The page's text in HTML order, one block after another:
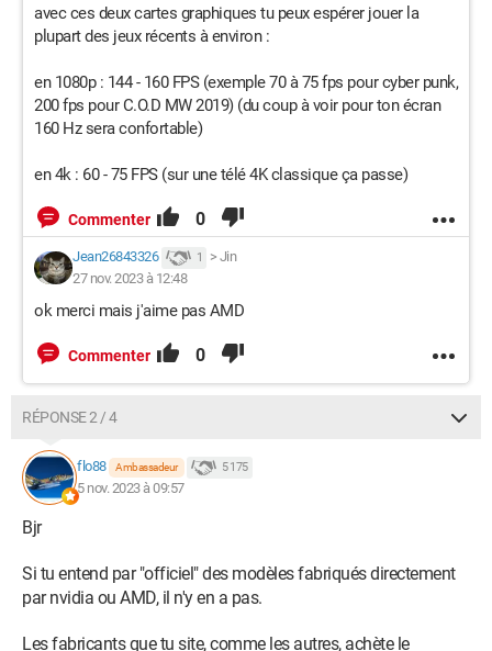
avec ces deux cartes graphiques tu peux espérer jouer la
plupart des jeux récents à environ :
en 1080p : 144 - 160 FPS (exemple 70 à 75 fps pour cyber punk,
200 fps pour C.O.D MW 2019) (du coup à voir pour ton écran
160 Hz sera confortable)
en 4k : 60 - 75 FPS (sur une télé 4K classique ça passe)
Commenter 0
Jean26843326 1 > Jin
27 nov. 2023 à 12:48
ok merci mais j'aime pas AMD
Commenter 0
RÉPONSE 2 / 4
flo88 Ambassadeur 5 175
5 nov. 2023 à 09:57
Bjr
Si tu entend par "officiel" des modèles fabriqués directement
par nvidia ou AMD, il n'y en a pas.
Les fabricants que tu site, comme les autres, achète le